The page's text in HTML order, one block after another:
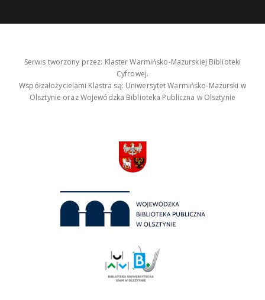
Serwis tworzony przez: Klaster Warmińsko-Mazurskiej Biblioteki
Cyfrowej.
Współzałożycielami Klastra są: Uniwersytet Warmińsko-Mazurski w
Olsztynie oraz Wojewódzka Biblioteka Publiczna w Olsztynie